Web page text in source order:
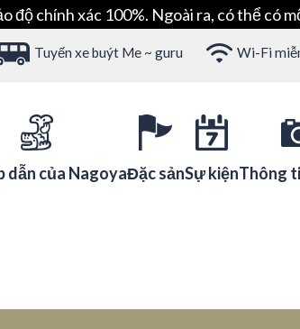
độ chính xác 100%. Ngoài ra, có thể có
Tuyến xe buýt Me ~ guru Wi-Fi
dẫn của NagoyaĐặc sảnSự kiệnThông